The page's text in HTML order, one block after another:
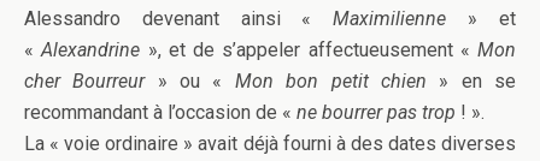
Alessandro devenant ainsi «Maximilienne » et
«Alexandrine », et de s’appeler affectueusement « Mon
cher Bourreur» ou « Mon bon petit chien » en se
recommandant à l’occasion de « ne bourrer pas trop ! ».
La « voie ordinaire » avait déjà fourni à des dates diverses